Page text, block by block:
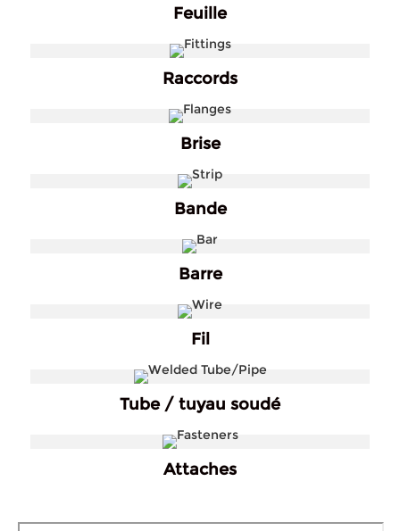
Feuille
Raccords
Brise
Bande
Barre
Fil
Tube / tuyau soudé
Attaches